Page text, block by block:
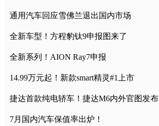
通用汽车回应雪佛兰退出国内市场
全新车型！方程豹钛9申报图来了
全新系列！AION Ray7申报
14.99万元起！新款smart精灵#1上市
捷达首款纯电轿车！捷达M6内外官图发布
7月国内汽车保值率出炉！